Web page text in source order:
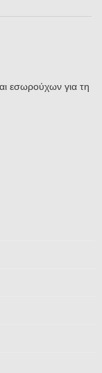
εσωρούχων για τη